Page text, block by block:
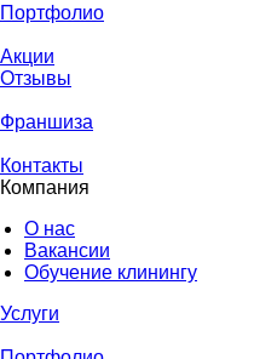
Портфолио
Акции
Отзывы
Франшиза
Контакты
Компания
О нас
Вакансии
Обучение клинингу
Услуги